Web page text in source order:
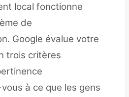
local fonctionne
de
Google évalue votre
trois critères
à ce que les gens